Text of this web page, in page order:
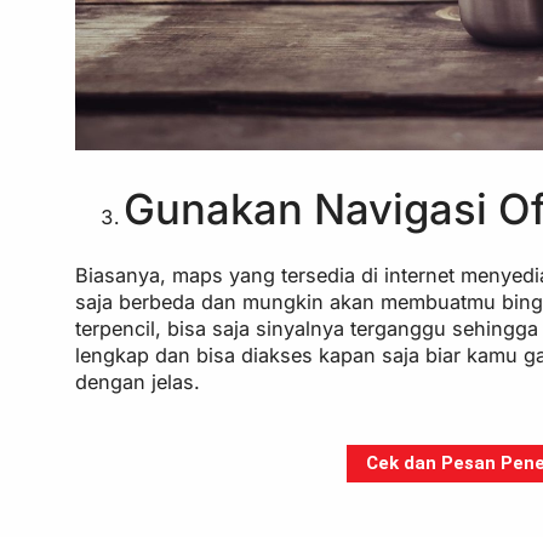
Gunakan Navigasi
Biasanya, maps yang tersedia di internet
saja berbeda dan mungkin akan membuatmu
terpencil, bisa saja sinyalnya terganggu
lengkap dan bisa diakses kapan saja biar kamu
dengan jelas.
Cek dan Pesan